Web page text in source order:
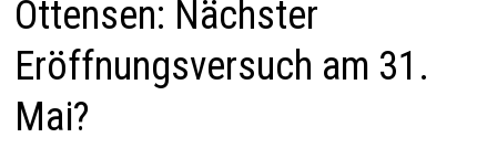
Ottensen: Nächster
Eröffnungsversuch am 31.
Mai?